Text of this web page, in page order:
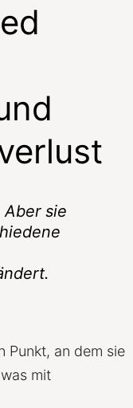
sie
Punkt, an dem sie
mit